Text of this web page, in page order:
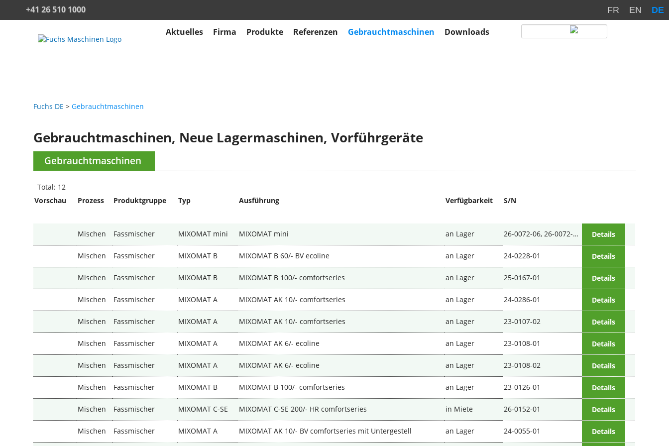
+41 26 510 1000 FR EN DE
Aktuelles Firma Produkte Referenzen Gebrauchtmaschinen Downloads
Fuchs DE Gebrauchtmaschinen
Gebrauchtmaschinen, Neue Lagermaschinen, Vorführgeräte
Gebrauchtmaschinen
Total: 12
Vorschau
Prozess Produktgruppe Typ Ausführung Verfügbarkeit S/N
Mischen Fassmischer MIXOMAT mini MIXOMAT mini an Lager 26-0072-06, 26-0072-07, 26-0072-08, 26-0072-09, 26-0072-10 Details
Mischen Fassmischer MIXOMAT B MIXOMAT B 60/- BV ecoline an Lager 24-0228-01 Details
Mischen Fassmischer MIXOMAT B MIXOMAT B 100/- comfortseries an Lager 25-0167-01 Details
Mischen Fassmischer MIXOMAT A MIXOMAT AK 10/- comfortseries an Lager 24-0286-01 Details
Mischen Fassmischer MIXOMAT A MIXOMAT AK 10/- comfortseries an Lager 23-0107-02 Details
Mischen Fassmischer MIXOMAT A MIXOMAT AK 6/- ecoline an Lager 23-0108-01 Details
Mischen Fassmischer MIXOMAT A MIXOMAT AK 6/- ecoline an Lager 23-0108-02 Details
Mischen Fassmischer MIXOMAT B MIXOMAT B 100/- comfortseries an Lager 23-0126-01 Details
Mischen Fassmischer MIXOMAT C-SE MIXOMAT C-SE 200/- HR comfortseries in Miete 26-0152-01 Details
Mischen Fassmischer MIXOMAT A MIXOMAT AK 10/- BV comfortseries mit Untergestell an Lager 24-0055-01 Details